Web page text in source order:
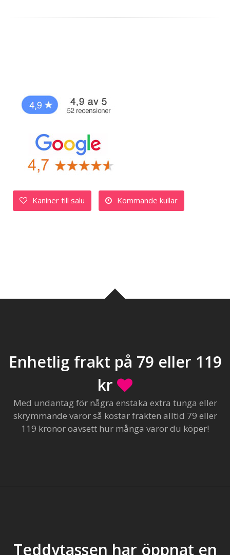
Kaniner till salu Kommande kullar
Enhetlig frakt på 79 eller 119
kr
Med undantag för några enstaka extra tunga eller
skrymmande varor så kostar frakten alltid 79 eller
119 kronor oavsett hur många varor du köper!
Teddytassen har öppnat en